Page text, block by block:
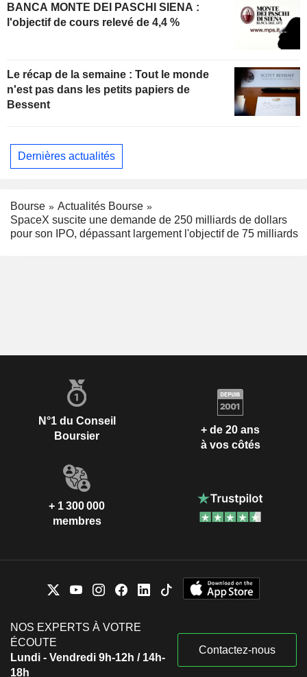
BANCA MONTE DEI PASCHI SIENA :
l'objectif de cours relevé de 4,4 %
Le récap de la semaine : Tout le monde
n'est pas dans les petits papiers de
Bessent
Dernières actualités
Bourse
Actualités Bourse
SpaceX suscite une demande de 250 milliards de dollars
pour son IPO, dépassant largement l'objectif de 75 milliards
N°1 du Conseil
Boursier
+ de 20 ans
à vos côtés
+ 1 300 000
membres
NOS EXPERTS À VOTRE
ÉCOUTE
Lundi - Vendredi 9h-12h / 14h-
18h
Contactez-nous